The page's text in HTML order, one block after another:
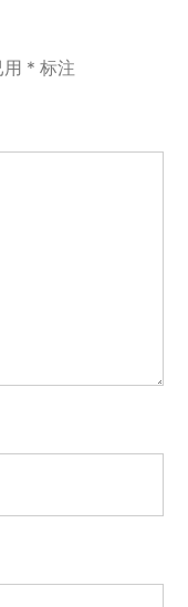
* 标注